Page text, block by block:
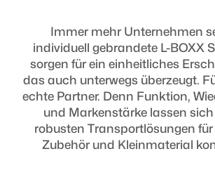
Immer mehr Unternehmen
individuell gebrandete L-BOXX
sorgen für ein einheitliches
das auch unterwegs überzeugt.
echte Partner. Denn Funktion,
und Markenstärke lassen
robusten Transportlösungen für
Zubehör und Kleinmaterial